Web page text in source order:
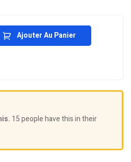
Ajouter Au Panier
15 people have this in their